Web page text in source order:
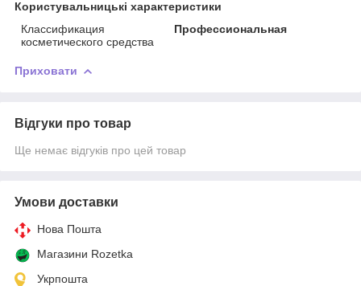
Користувальницькі характеристики
Классификация
косметического средства
Профессиональная
Приховати
Відгуки про товар
Ще немає відгуків про цей товар
Умови доставки
Нова Пошта
Магазини Rozetka
Укрпошта